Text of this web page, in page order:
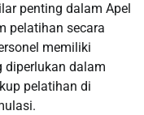
penting dalam Apel
pelatihan secara
memiliki
diperlukan dalam
pelatihan di